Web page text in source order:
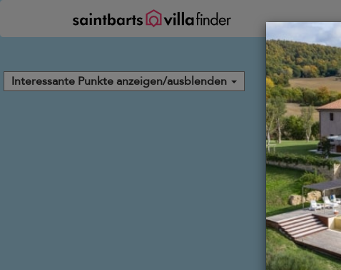
Interessante Punkte anzeigen/ausblenden